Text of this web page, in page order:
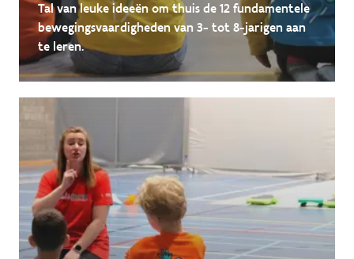
Tal van leuke ideeën om thuis de 12 fundamentele
bewegingsvaardigheden van 3- tot 8-jarigen aan
te leren.